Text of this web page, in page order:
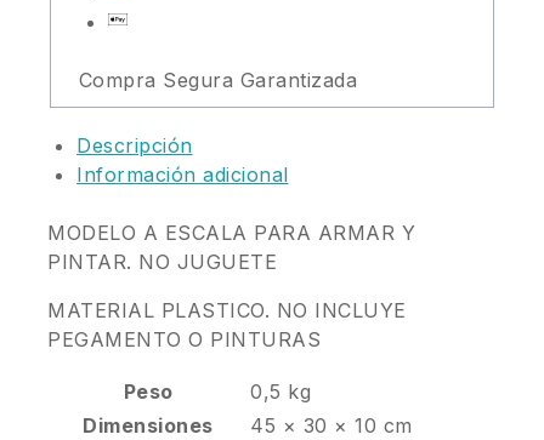
Compra Segura Garantizada
Descripción
Información adicional
MODELO A ESCALA PARA ARMAR Y
PINTAR. NO JUGUETE
MATERIAL PLASTICO. NO INCLUYE
PEGAMENTO O PINTURAS
Peso
0,5 kg
Dimensiones
45 × 30 × 10 cm